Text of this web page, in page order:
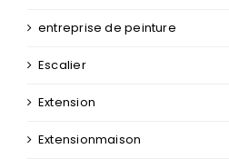
entreprise de peinture
Escalier
Extension
Extensionmaison